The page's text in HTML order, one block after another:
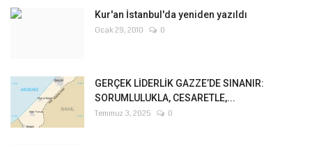
Kur'an İstanbul'da yeniden yazıldı
Ocak 29, 2010 0
GERÇEK LİDERLİK GAZZE’DE SINANIR:
SORUMLULUKLA, CESARETLE,...
Temmuz 3, 2025 0